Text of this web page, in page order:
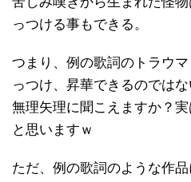
っつける事もできる。
つまり、例の歌詞のトラウ
っつけ、昇華できるのではな
無理矢理に聞こえますか？
と思いますｗ
ただ、例の歌詞のような作